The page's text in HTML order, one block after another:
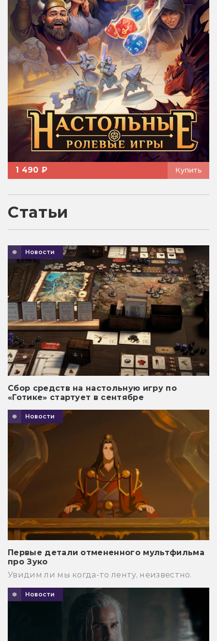
1 490 ₽ Купить
Статьи
Новости
Сбор средств на настольную игру по
«Готике» стартует в сентябре
Новости
Первые детали отмененного мультфильма
про Зуко
Увидим ли мы когда-то ленту, неизвестно.
Новости